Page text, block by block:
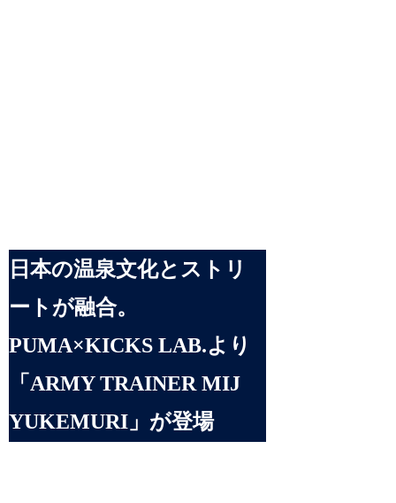
日本の温泉文化とストリ
ートが融合。
PUMA×KICKS LAB.より
「ARMY TRAINER MIJ
YUKEMURI」が登場